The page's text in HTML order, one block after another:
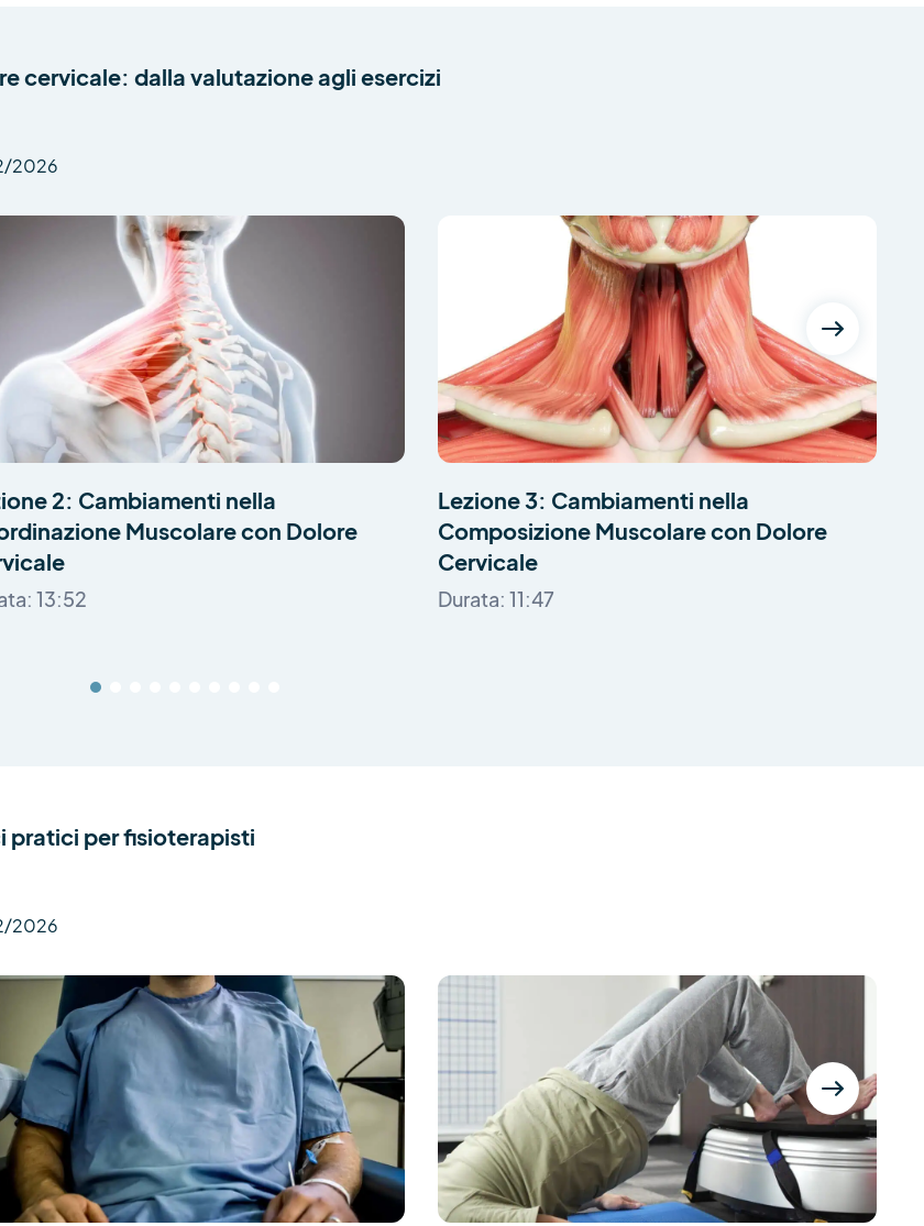
cervicale: dalla valutazione agli esercizi
2026
2: Cambiamenti nella
Muscolare con Dolore
13:52
Lezione 3: Cambiamenti nella
Composizione Muscolare con Dolore
Cervicale
Durata: 11:47
pratici per fisioterapisti
2026